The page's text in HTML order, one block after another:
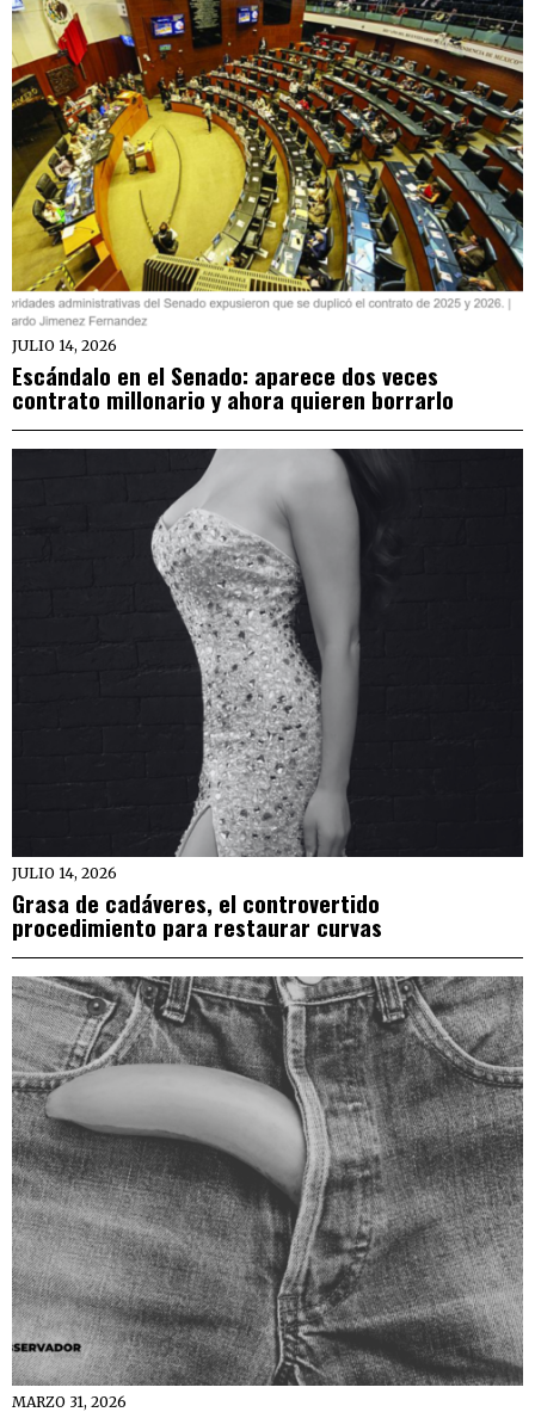
JULIO 14, 2026
Escándalo en el Senado: aparece dos veces
contrato millonario y ahora quieren borrarlo
JULIO 14, 2026
Grasa de cadáveres, el controvertido
procedimiento para restaurar curvas
MARZO 31, 2026